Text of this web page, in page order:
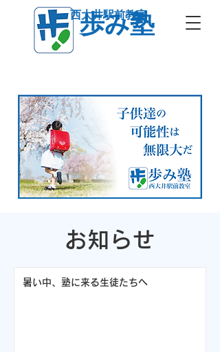
歩み塾
西大井駅前教室
お知らせ
暑い中、塾に来る生徒たちへ